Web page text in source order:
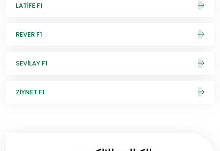
LATİFE F1
REVER F1
SEVİLAY F1
ZİYNET F1